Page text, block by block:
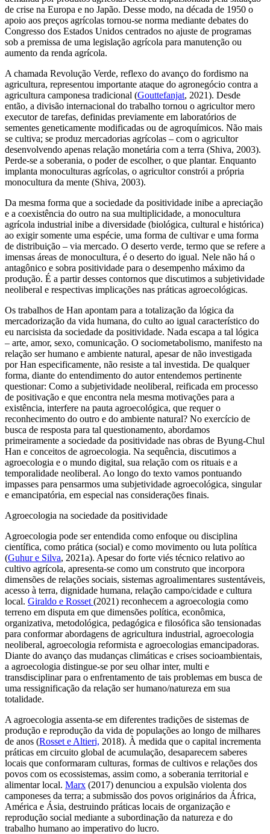
de crise na Europa e no Japão. Desse modo, na década de 1950 o
apoio aos preços agrícolas tornou-se norma mediante debates do
Congresso dos Estados Unidos centrados no ajuste de programas
sob a premissa de uma legislação agrícola para manutenção ou
aumento da renda agrícola.
A chamada Revolução Verde, reflexo do avanço do fordismo na
agricultura, representou importante ataque do agronegócio contra a
agricultura camponesa tradicional (Gouttefanjat, 2021). Desde
então, a divisão internacional do trabalho tornou o agricultor mero
executor de tarefas, definidas previamente em laboratórios de
sementes geneticamente modificadas ou de agroquímicos. Não mais
se cultiva; se produz mercadorias agrícolas – com o agricultor
desenvolvendo apenas relação monetária com a terra (Shiva, 2003).
Perde-se a soberania, o poder de escolher, o que plantar. Enquanto
implanta monoculturas agrícolas, o agricultor constrói a própria
monocultura da mente (Shiva, 2003).
Da mesma forma que a sociedade da positividade inibe a apreciação
e a coexistência do outro na sua multiplicidade, a monocultura
agrícola industrial inibe a diversidade (biológica, cultural e histórica)
ao exigir somente uma espécie, uma forma de cultivar e uma forma
de distribuição – via mercado. O deserto verde, termo que se refere a
imensas áreas de monocultura, é o deserto do igual. Nele não há o
antagônico e sobra positividade para o desempenho máximo da
produção. É a partir desses contornos que discutimos a subjetividade
neoliberal e respectivas implicações nas práticas agroecológicas.
Os trabalhos de Han apontam para a totalização da lógica da
mercadorização da vida humana, do culto ao igual característico do
eu narcisista da sociedade da positividade. Nada escapa a tal lógica
– arte, amor, sexo, comunicação. O sociometabolismo, manifesto na
relação ser humano e ambiente natural, apesar de não investigada
por Han especificamente, não resiste a tal investida. De qualquer
forma, diante do entendimento do autor entendemos pertinente
questionar: Como a subjetividade neoliberal, reificada em processo
de positivação e que encontra nela mesma motivações para a
existência, interfere na pauta agroecológica, que requer o
reconhecimento do outro e do ambiente natural? No exercício de
busca de resposta para tal questionamento, abordamos
primeiramente a sociedade da positividade nas obras de Byung-Chul
Han e conceitos de agroecologia. Na sequência, discutimos a
agroecologia e o mundo digital, sua relação com os rituais e a
temporalidade neoliberal. Ao longo do texto vamos pontuando
impasses para pensarmos uma subjetividade agroecológica, singular
e emancipatória, em especial nas considerações finais.
Agroecologia na sociedade da positividade
Agroecologia pode ser entendida como enfoque ou disciplina
científica, como prática (social) e como movimento ou luta política
(Guhur e Silva, 2021a). Apesar do forte viés técnico relativo ao
cultivo agrícola, apresenta-se como um construto que incorpora
dimensões de relações sociais, sistemas agroalimentares sustentáveis,
acesso à terra, dignidade humana, relação campo/cidade e cultura
local. Giraldo e Rosset (2021) reconhecem a agroecologia como
terreno em disputa em que dimensões política, econômica,
organizativa, metodológica, pedagógica e filosófica são tensionadas
para conformar abordagens de agricultura industrial, agroecologia
neoliberal, agroecologia reformista e agroecologias emancipadoras.
Diante do avanço das mudanças climáticas e crises socioambientais,
a agroecologia distingue-se por seu olhar inter, multi e
transdisciplinar para o enfrentamento de tais problemas em busca de
uma ressignificação da relação ser humano/natureza em sua
totalidade.
A agroecologia assenta-se em diferentes tradições de sistemas de
produção e reprodução da vida de populações ao longo de milhares
de anos (Rosset e Altieri, 2018). À medida que o capital incrementa
práticas em circuito global de acumulação, desaparecem saberes
locais que conformaram culturas, formas de cultivos e relações dos
povos com os ecossistemas, assim como, a soberania territorial e
alimentar local. Marx (2017) denunciou a expulsão violenta dos
camponeses da terra; a submissão dos povos originários da África,
América e Ásia, destruindo práticas locais de organização e
reprodução social mediante a subordinação da natureza e do
trabalho humano ao imperativo do lucro.